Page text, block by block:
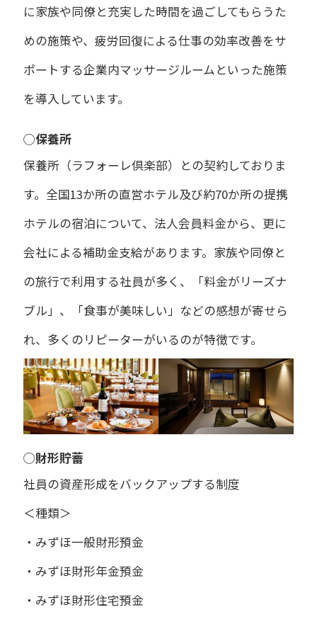
に家族や同僚と充実した時間を過ごしてもらうた
めの施策や、疲労回復による仕事の効率改善をサ
ポートする企業内マッサージルームといった施策
を導入しています。
◯保養所
保養所（ラフォーレ倶楽部）との契約しておりま
す。全国13か所の直営ホテル及び約70か所の提携
ホテルの宿泊について、法人会員料金から、更に
会社による補助金支給があります。家族や同僚と
の旅行で利用する社員が多く、「料金がリーズナ
ブル」、「食事が美味しい」などの感想が寄せら
れ、多くのリピーターがいるのが特徴です。
◯財形貯蓄
社員の資産形成をバックアップする制度
＜種類＞
・みずほ一般財形預金
・みずほ財形年金預金
・みずほ財形住宅預金